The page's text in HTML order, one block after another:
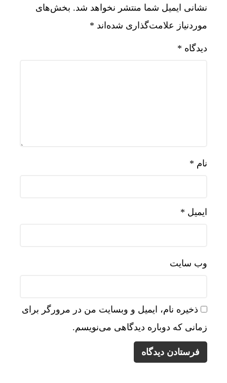
نشانی ایمیل شما منتشر نخواهد شد. بخش‌های
موردنیاز علامت‌گذاری شده‌اند *
دیدگاه *
نام *
ایمیل *
وب‌ سایت
ذخیره نام، ایمیل و وبسایت من در مرورگر برای
زمانی که دوباره دیدگاهی می‌نویسم.